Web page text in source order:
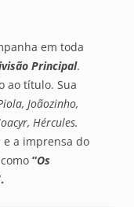
em toda
Principal.
ao título. Sua
Joãozinho,
Hércules.
e a imprensa do
como “Os